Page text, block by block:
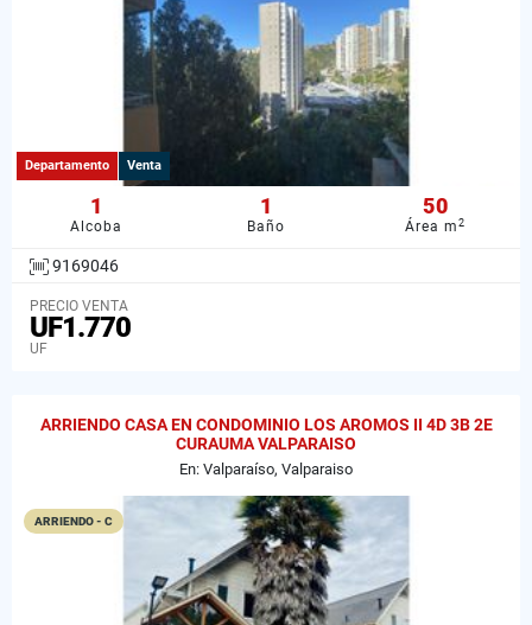
Departamento Venta
1
Alcoba
1
Baño
50
Área m2
9169046
PRECIO VENTA
UF1.770
UF
ARRIENDO CASA EN CONDOMINIO LOS AROMOS II 4D 3B 2E
CURAUMA VALPARAISO
En: Valparaíso, Valparaiso
ARRIENDO - C